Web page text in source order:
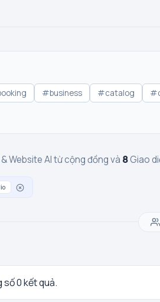
#business #catalog
Website AI từ cộng đồng và 8Giao
0 kết quả.